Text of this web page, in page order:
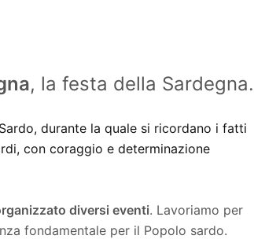
, la festa della Sardegna.
durante la quale si ricordano i fatti
con coraggio e determinazione
diversi eventi. Lavoriamo per
fondamentale per il Popolo sardo.